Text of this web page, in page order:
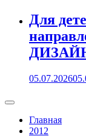
Для
05.07.2026
Главная
2012